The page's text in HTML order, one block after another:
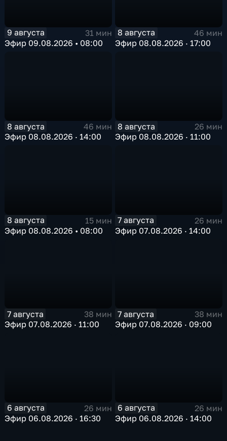
9 августа
31 мин
Эфир 09.08.2026 • 08:00
8 августа
46 мин
Эфир 08.08.2026 · 17:00
8 августа
46 мин
Эфир 08.08.2026 · 14:00
8 августа
26 мин
Эфир 08.08.2026 · 11:00
8 августа
15 мин
Эфир 08.08.2026 • 08:00
7 августа
26 мин
Эфир 07.08.2026 · 14:00
7 августа
38 мин
Эфир 07.08.2026 · 11:00
7 августа
38 мин
Эфир 07.08.2026 · 09:00
6 августа
26 мин
Эфир 06.08.2026 · 16:30
6 августа
26 мин
Эфир 06.08.2026 · 14:00